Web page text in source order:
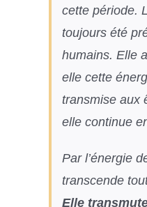
cette période.
toujours été
humains. Elle
elle cette
transmise aux
elle continue
Par l’énergie
transcende
Elle